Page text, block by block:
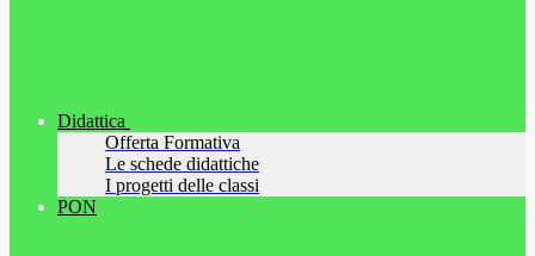
Didattica
Offerta Formativa
Le schede didattiche
I progetti delle classi
PON